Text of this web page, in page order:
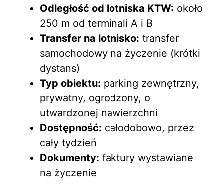
Odległość od lotniska KTW: około
250 m od terminali A i B
Transfer na lotnisko: transfer
samochodowy na życzenie (krótki
dystans)
Typ obiektu: parking zewnętrzny,
prywatny, ogrodzony, o
utwardzonej nawierzchni
Dostępność: całodobowo, przez
cały tydzień
Dokumenty: faktury wystawiane
na życzenie